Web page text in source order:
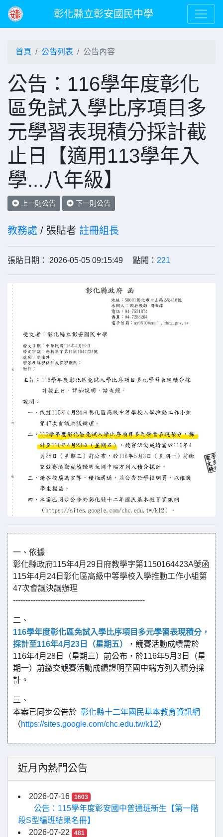
彰化縣立彰安國民中學
首頁 公告列表 公告內容
公告：116學年度彰化
區免試入學比序項目多
元學習表現積分採計截
止日【適用113學年入
學...八年級】
上一則公告 下一則公告
教務處 / 張貼者 註冊組長
張貼日期： 2026-05-05 09:15:49 點閱： 221
一、依據
彰化縣政府115年4月29日府教學字第1150164423A號函
115年4月24日彰化區高級中等學校入學推動工作小組第
47次會議決議辦理
-----------------------------------------------------
二、
116學年度彰化區免試入學比序項目多元學習表現積分，
採計至116年4月23日（星期五）
，競賽活動成績需於
116年4月28日（星期三）前公布，於116年5月3日（星
期一）前繳交競賽活動成績證明至國中端方列入積分採
計。
三、
本案已同步公告於 彰化縣十二年國民基本教育資訊網
（https://sites.google.com/chc.edu.tw/k12）
近月內熱門公告
2026-07-16 1603
公告：115學年度彰安國中普通班新生【第一階
段S型編班結果名冊】
2026-07-22
481